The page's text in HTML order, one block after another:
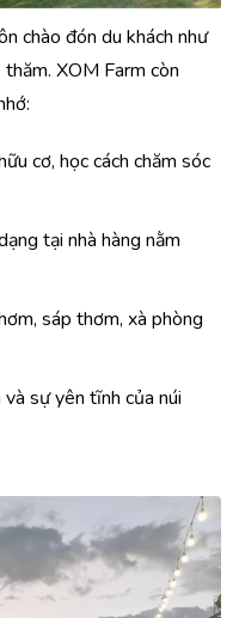
chào đón du khách như
XOM Farm còn
cơ, học cách chăm sóc
tại nhà hàng nằm
sáp thơm, xà phòng
sự yên tĩnh của núi